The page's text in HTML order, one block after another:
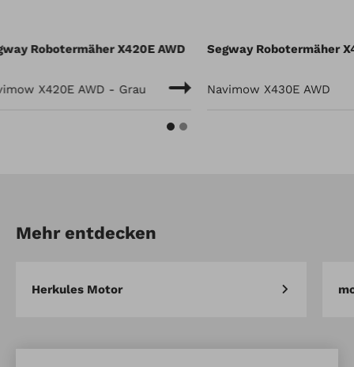
Segway Robotermäher X430E AWD
Navimow X430E AWD
Segway
Navimow X450E
Mehr entdecken
Herkules Motor